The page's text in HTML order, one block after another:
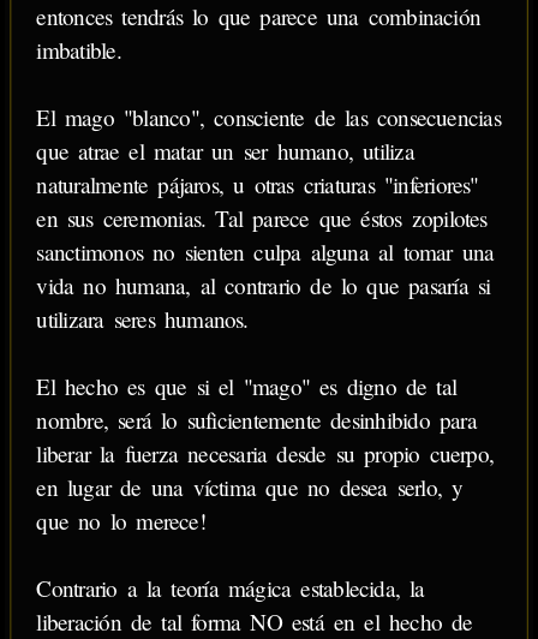
entonces tendrás lo que parece una combinación
imbatible.
El mago "blanco", consciente de las consecuencias
que atrae el matar un ser humano, utiliza
naturalmente pájaros, u otras criaturas "inferiores"
en sus ceremonias. Tal parece que éstos zopilotes
sanctimonos no sienten culpa alguna al tomar una
vida no humana, al contrario de lo que pasaría si
utilizara seres humanos.
El hecho es que si el "mago" es digno de tal
nombre, será lo suficientemente desinhibido para
liberar la fuerza necesaria desde su propio cuerpo,
en lugar de una víctima que no desea serlo, y
que no lo merece!
Contrario a la teoría mágica establecida, la
liberación de tal forma NO está en el hecho de